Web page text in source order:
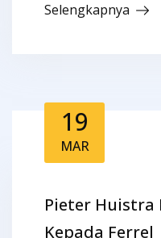
Selengkapnya
19
MAR
Pieter Huistra
Kepada Ferrel